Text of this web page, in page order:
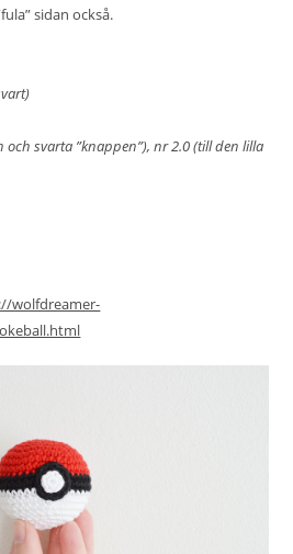
sidan också.
och svarta ”knappen”), nr 2.0 (till den lilla
wolfdreamer-